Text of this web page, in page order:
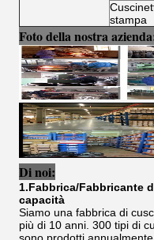
stampa
Foto della nostra
Di noi:
1.Fabbrica/Fabbricante
capacità
Siamo una fabbrica di
più di 10 anni. 300 tipi di